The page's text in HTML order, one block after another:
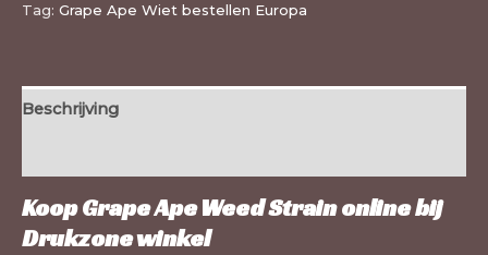
Tag: Grape Ape Wiet bestellen Europa
Beschrijving
Koop Grape Ape Weed Strain online bij
Drukzone winkel